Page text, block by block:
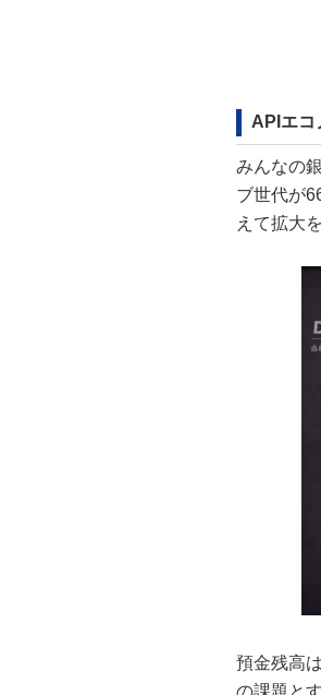
APIエ
みんなの
ブ世代が
えて拡大
預金残高
の課題とす